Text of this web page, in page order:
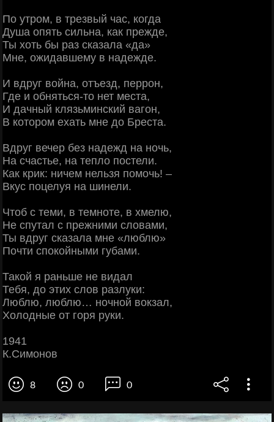
По утром, в трезвый час, когда
Душа опять сильна, как прежде,
Ты хоть бы раз сказала «да»
Мне, ожидавшему в надежде.
И вдруг война, отъезд, перрон,
Где и обняться-то нет места,
И дачный клязьминский вагон,
В котором ехать мне до Бреста.
Вдруг вечер без надежд на ночь,
На счастье, на тепло постели.
Как крик: ничем нельзя помочь! –
Вкус поцелуя на шинели.
Чтоб с теми, в темноте, в хмелю,
Не спутал с прежними словами,
Ты вдруг сказала мне «люблю»
Почти спокойными губами.
Такой я раньше не видал
Тебя, до этих слов разлуки:
Люблю, люблю… ночной вокзал,
Холодные от горя руки.
1941
К.Симонов
8 0 0